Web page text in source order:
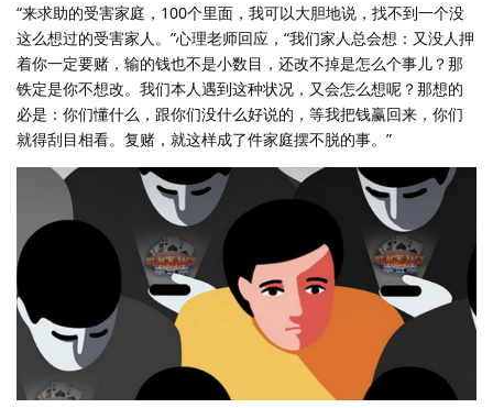
“来求助的受害家庭，100个里面，我可以大胆地说，找不到一个没
这么想过的受害家人。”心理老师回应，“我们家人总会想：又没人押
着你一定要赌，输的钱也不是小数目，还改不掉是怎么个事儿？那
铁定是你不想改。我们本人遇到这种状况，又会怎么想呢？那想的
必是：你们懂什么，跟你们没什么好说的，等我把钱赢回来，你们
就得刮目相看。复赌，就这样成了件家庭摆不脱的事。”